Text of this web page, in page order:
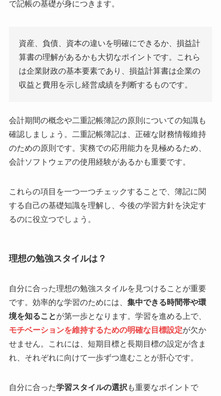
で記帳の基礎が身につきます。
資産、負債、資本の違いを明確にできるか、損益計
算書の理解があるかも大切なポイントです。これら
は企業財政の基本要素であり、損益計算書は企業の
収益と費用を示し経営成績を判断するものです。
会計期間の概念や二重記帳簿記の原則についての知識も
確認しましょう。二重記帳簿記は、正確な財務情報維持
のための原則です。実務での応用能力を見極めるため、
会計ソフトウェアの使用経験があるかも重要です。
これらの項目を一つ一つチェックすることで、簿記に関
する自己の基礎知識を理解し、今後の学習方針を決定す
るのに役立つでしょう。
理想の勉強スタイルは？
自分に合った理想の勉強スタイルを見つけることが重要
です。効率的な学習のためには、 集中できる時間帯や環
境を知ることが第一歩となります。学習を進める上で、
モチベーションを維持するための明確な目標設定が欠か
せません。これには、短期目標と長期目標の設定が含ま
れ、それぞれに向けて一歩ずつ進むことが肝心です。
自分に合った学習スタイルの選択 も重要なポイントで